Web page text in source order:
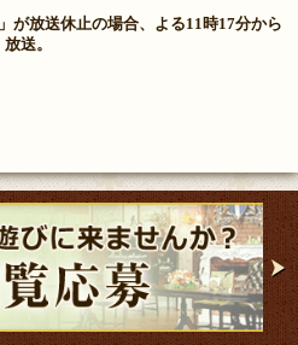
が放送休止の場合、よる11時17分から
放送。